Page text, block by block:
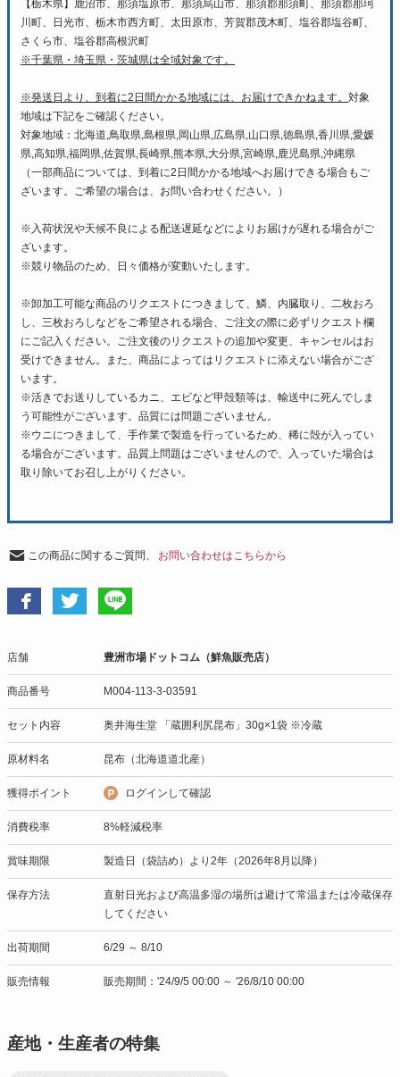
【栃木県】鹿沼市、那須塩原市、那須烏山市、那須郡那須町、那須郡那珂
川町、日光市、栃木市西方町、太田原市、芳賀郡茂木町、塩谷郡塩谷町、
さくら市、塩谷郡高根沢町
※千葉県・埼玉県・茨城県は全域対象です。
※発送日より、到着に2日間かかる地域には、お届けできかねます。 対象
地域は下記をご確認ください。
対象地域：北海道,鳥取県,島根県,岡山県,広島県,山口県,徳島県,香川県,愛媛
県,高知県,福岡県,佐賀県,長崎県,熊本県,大分県,宮崎県,鹿児島県,沖縄県
（一部商品については、到着に2日間かかる地域へお届けできる場合もご
ざいます。ご希望の場合は、お問い合わせください。）
※入荷状況や天候不良による配送遅延などによりお届けが遅れる場合がご
ざいます。
※競り物品のため、日々価格が変動いたします。
※卸加工可能な商品のリクエストにつきまして、鱗、内臓取り、二枚おろ
し、三枚おろしなどをご希望される場合、ご注文の際に必ずリクエスト欄
にご記入ください。ご注文後のリクエストの追加や変更、キャンセルはお
受けできません。また、商品によってはリクエストに添えない場合がござ
います。
※活きでお送りしているカニ、エビなど甲殻類等は、輸送中に死んでしま
う可能性がございます。品質には問題ございません。
※ウニにつきまして、手作業で製造を行っているため、稀に殻が入ってい
る場合がございます。品質上問題はございませんので、入っていた場合は
取り除いてお召し上がりください。
この商品に関するご質問、 お問い合わせはこちらから
店舗 豊洲市場ドットコム（鮮魚販売店）
商品番号 M004-113-3-03591
セット内容 奥井海生堂 「蔵囲利尻昆布」30g×1袋 ※冷蔵
原材料名 昆布（北海道道北産）
獲得ポイント ログインして確認
消費税率 8%軽減税率
賞味期限 製造日（袋詰め）より2年（2026年8月以降）
保存方法
直射日光および高温多湿の場所は避けて常温または冷蔵保存
してください
出荷期間 6/29 ～ 8/10
販売情報 販売期間：'24/9/5 00:00 ～ '26/8/10 00:00
産地・生産者の特集